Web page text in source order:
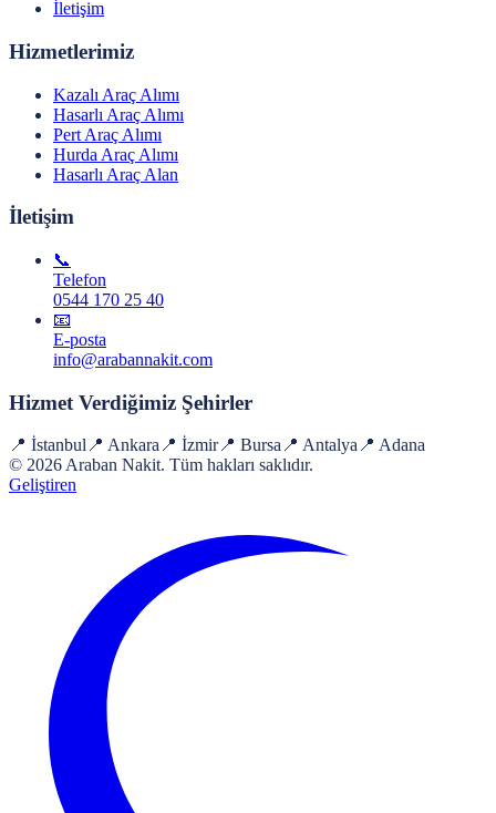
İletişim
Hizmetlerimiz
Kazalı Araç Alımı
Hasarlı Araç Alımı
Pert Araç Alımı
Hurda Araç Alımı
Hasarlı Araç Alan
İletişim
📞
Telefon
0544 170 25 40
📧
E-posta
info@arabannakit.com
Hizmet Verdiğimiz Şehirler
📍 İstanbul📍 Ankara📍 İzmir📍 Bursa📍 Antalya📍 Adana
© 2026Araban Nakit. Tüm hakları saklıdır.
Geliştiren